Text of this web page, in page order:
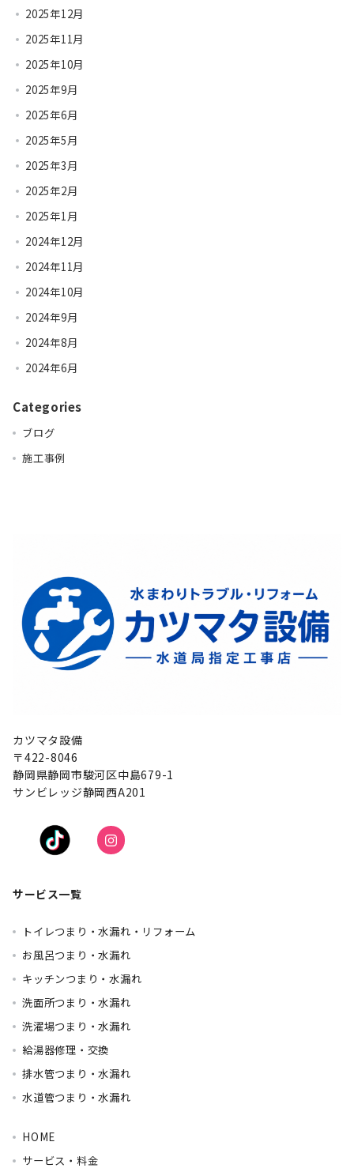
2025年12月
2025年11月
2025年10月
2025年9月
2025年6月
2025年5月
2025年3月
2025年2月
2025年1月
2024年12月
2024年11月
2024年10月
2024年9月
2024年8月
2024年6月
Categories
ブログ
施工事例
カツマタ設備
〒422-8046
静岡県静岡市駿河区中島679-1
サンビレッジ静岡西A201
サービス一覧
トイレつまり・水漏れ・リフォーム
お風呂つまり・水漏れ
キッチンつまり・水漏れ
洗面所つまり・水漏れ
洗濯場つまり・水漏れ
給湯器修理・交換
排水管つまり・水漏れ
水道管つまり・水漏れ
HOME
サービス・料金